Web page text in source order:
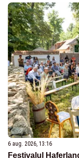
6 aug. 2026, 13:16
Festivalul